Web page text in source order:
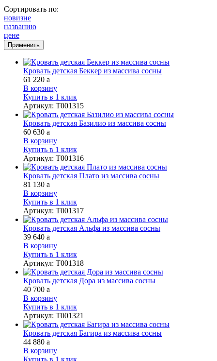
Сортировать по:
новизне
названию
цене
Кровать детская Беккер из массива сосны
61 220 a
В корзину
Купить в 1 клик
Артикул: Т001315
Кровать детская Базилио из массива сосны
60 630 a
В корзину
Купить в 1 клик
Артикул: Т001316
Кровать детская Плато из массива сосны
81 130 a
В корзину
Купить в 1 клик
Артикул: Т001317
Кровать детская Альфа из массива сосны
39 640 a
В корзину
Купить в 1 клик
Артикул: Т001318
Кровать детская Дора из массива сосны
40 700 a
В корзину
Купить в 1 клик
Артикул: Т001321
Кровать детская Багира из массива сосны
44 880 a
В корзину
Купить в 1 клик